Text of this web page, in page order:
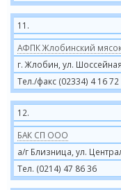
11.
АФПК Жлобинский
г. Жлобин, ул.
Тел./факс (02334) 4 16 72
12.
БАК СП ООО
а/г Близница, ул.
Тел. (0214) 47 86 36